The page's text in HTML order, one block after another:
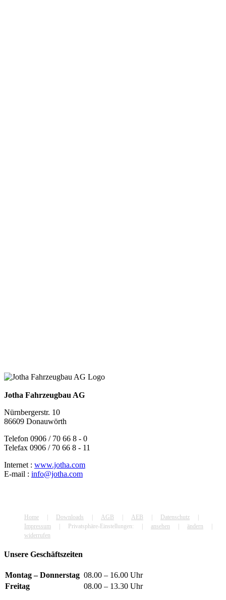
Jotha Fahrzeugbau AG
Nürnbergerstr. 10
86609 Donauwörth
Telefon 0906 / 70 66 8 - 0
Telefax 0906 / 70 66 8 - 11
Internet : www.jotha.com
E-mail : info@jotha.com
Home Downloads AGB AEB
Datenschutz
Impressum
Privatsphäre-Einstellungen: ansehen
ändern
widerrufen
Unsere Geschäftszeiten
Montag – Donnerstag 08.00 – 16.00 Uhr
Freitag
08.00 – 13.30 Uhr